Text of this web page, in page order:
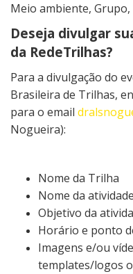
Meio ambiente,
Deseja divulgar
da RedeTrilhas?
Para a divulgação do
Brasileira de Trilhas,
para o email
Nogueira):
Nome da Trilha
Nome da atividade
Objetivo da
Horário e ponto
Imagens e/ou
templates/logos